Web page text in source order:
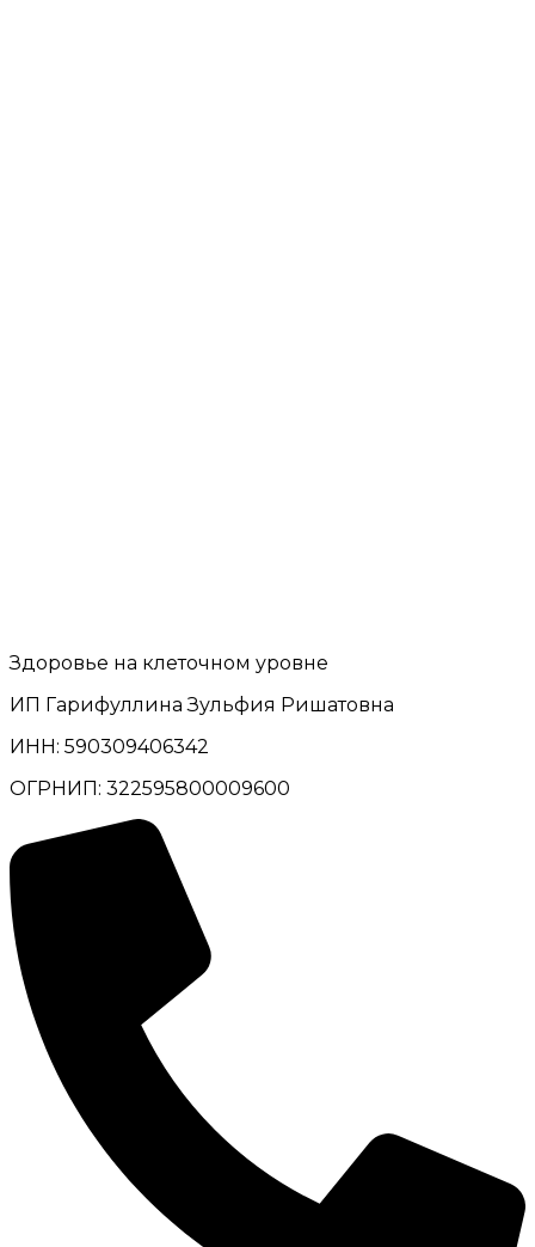
Здоровье на клеточном уровне
ИП Гарифуллина Зульфия Ришатовна
ИНН: 590309406342
ОГРНИП: 322595800009600